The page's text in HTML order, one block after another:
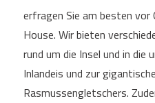
erfragen Sie am besten
House. Wir bieten
rund um die Insel und in die
Inlandeis und zur
Rasmussengletschers.